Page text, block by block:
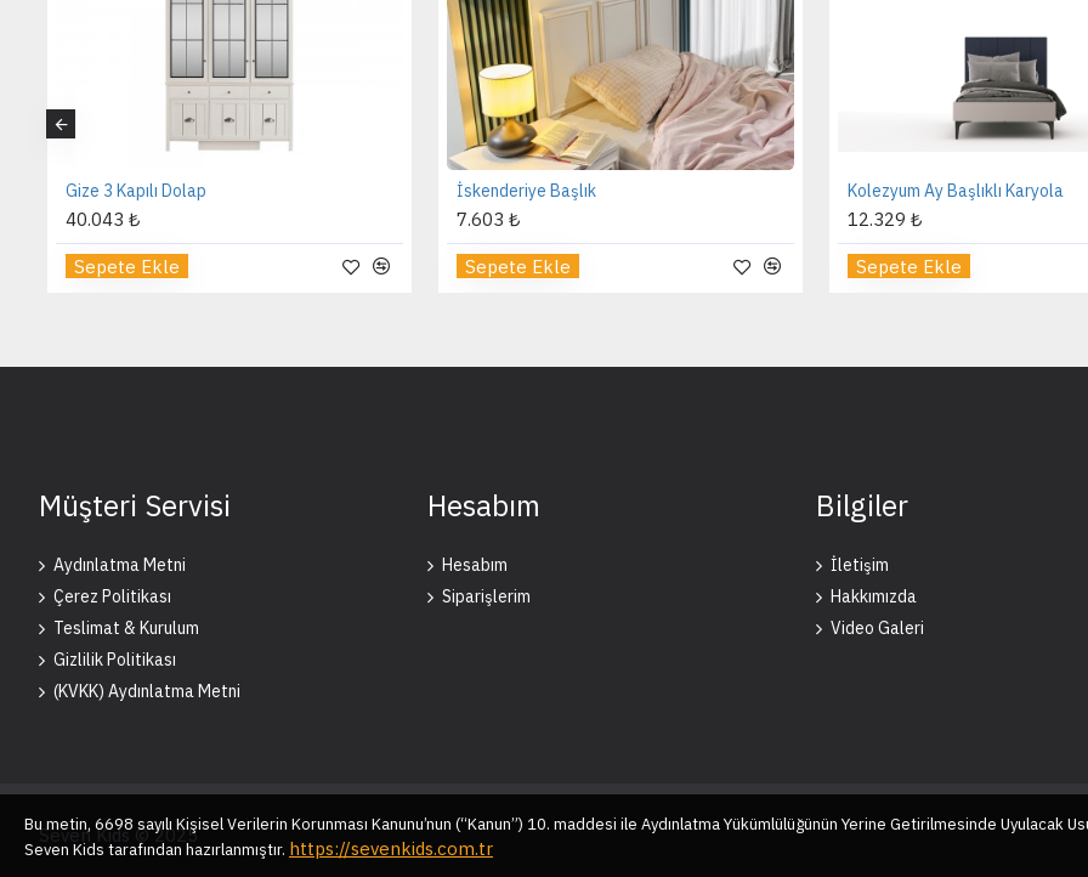
Gize 3 Kapılı Dolap
40.043 ₺
Sepete Ekle
İskenderiye Başlık
7.603 ₺
Sepete Ekle
Kolezyum Ay Başlıklı Karyola
12.329 ₺
Sepete Ekle
Müşteri Servisi
Aydınlatma Metni
Çerez Politikası
Teslimat & Kurulum
Gizlilik Politikası
(KVKK) Aydınlatma Metni
Hesabım
Hesabım
Siparişlerim
Bilgiler
İletişim
Hakkımızda
Video Galeri
Seven Kids © 2025
Bu metin, 6698 sayılı Kişisel Verilerin Korunması Kanunu’nun (“Kanun”) 10. maddesi ile Aydınlatma Yükümlülüğünün Yerine Getirilmesinde Uyulacak
Seven Kids tarafından hazırlanmıştır. https://sevenkids.com.tr